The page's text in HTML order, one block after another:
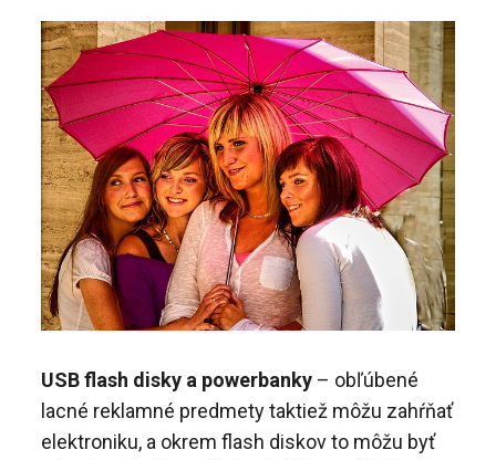
USB flash disky a powerbanky – obľúbené
lacné reklamné predmety taktiež môžu zahŕňať
elektroniku, a okrem flash diskov to môžu byť